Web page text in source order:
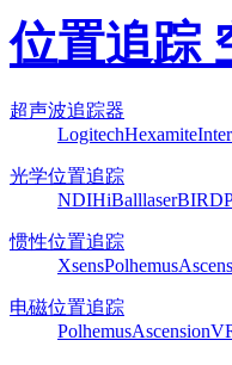
位置追踪
超声波追踪器
LogitechHexamite
光学位置追踪
NDIHiBalllaserBIRD
惯性位置追踪
XsensPolhemus
电磁位置追踪
PolhemusAscension